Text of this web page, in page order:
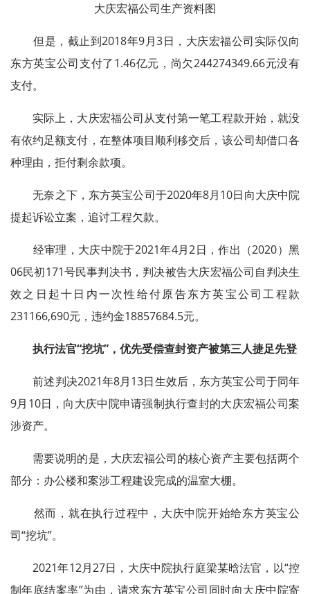
大庆宏福公司生产资料图
但是，截止到2018年9月3日，大庆宏福公司实际仅向
东方英宝公司支付了1.46亿元，尚欠244274349.66元没有
支付。
实际上，大庆宏福公司从支付第一笔工程款开始，就没
有依约足额支付，在整体项目顺利移交后，该公司却借口各
种理由，拒付剩余款项。
无奈之下，东方英宝公司于2020年8月10日向大庆中院
提起诉讼立案，追讨工程欠款。
经审理，大庆中院于2021年4月2日，作出（2020）黑
06民初171号民事判决书，判决被告大庆宏福公司自判决生
效之日起十日内一次性给付原告东方英宝公司工程款
231166,690元，违约金18857684.5元。
执行法官“挖坑”，优先受偿查封资产被第三人捷足先登
前述判决2021年8月13日生效后，东方英宝公司于同年
9月10日，向大庆中院申请强制执行查封的大庆宏福公司案
涉资产。
需要说明的是，大庆宏福公司的核心资产主要包括两个
部分：办公楼和案涉工程建设完成的温室大棚。
然而，就在执行过程中，大庆中院开始给东方英宝公
司“挖坑”。
2021年12月27日，大庆中院执行庭梁某晗法官，以“控
制年底结案率”为由，请求东方英宝公司同时向大庆中院寄